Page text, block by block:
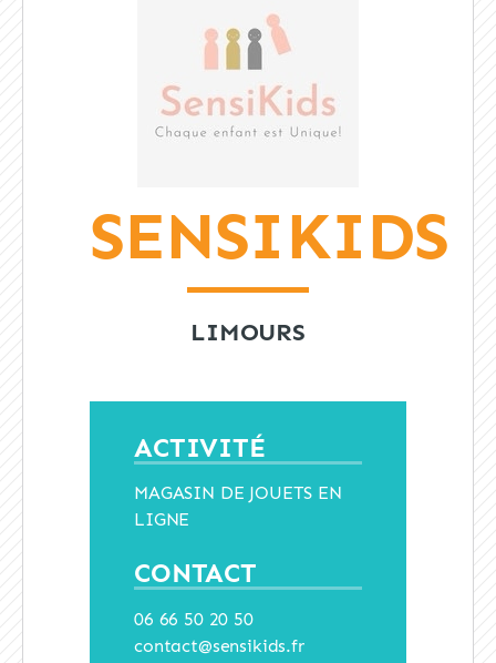
SENSIKIDS
LIMOURS
ACTIVITÉ
MAGASIN DE JOUETS EN
LIGNE
CONTACT
06 66 50 20 50
contact@sensikids.fr